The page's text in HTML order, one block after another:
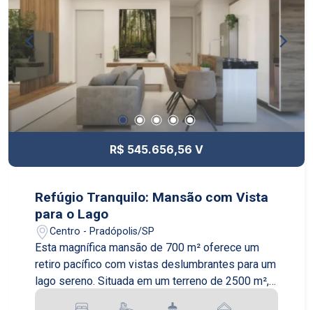
condicionado em todos os ambientes. O
condomínio oferece segurança 24 horas, área de
lazer completa com piscina, quadra poliesportiva,
salão de festas e playground. Além disso, está
localizado em uma região privilegiada, próximo a
escolas, supermercados, farmácias e com fácil
acesso às principais vias da cidade. Não perca a
oportunidade de morar em um imóvel de alto
padrão em um dos melhores bairros de Ribeirão
Preto. Entre em contato conosco e agende uma
R$ 545.656,56 V
Refúgio Tranquilo: Mansão com Vista
para o Lago
Centro - Pradópolis/SP
Esta magnífica mansão de 700 m² oferece um
retiro pacífico com vistas deslumbrantes para um
lago sereno. Situada em um terreno de 2500 m², a